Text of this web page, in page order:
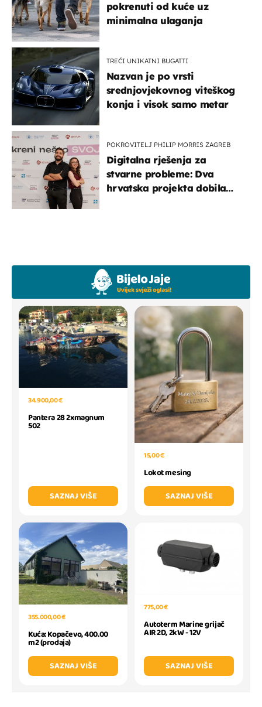
pokrenuti od kuće uz
minimalna ulaganja
TREĆI UNIKATNI BUGATTI
Nazvan je po vrsti
srednjovjekovnog viteškog
konja i visok samo metar
POKROVITELJ PHILIP MORRIS ZAGREB
Digitalna rješenja za
stvarne probleme: Dva
hrvatska projekta dobila
34.900,00 €
Pantera 28 2xmagnum
502
SAZNAJ VIŠE
15,00 €
Lokot mesing
SAZNAJ VIŠE
355.000,00 €
Kuća: Kopačevo, 400.00
m2 (prodaja)
SAZNAJ VIŠE
775,00 €
Autoterm Marine grijač
AIR 2D, 2kW - 12V
SAZNAJ VIŠE